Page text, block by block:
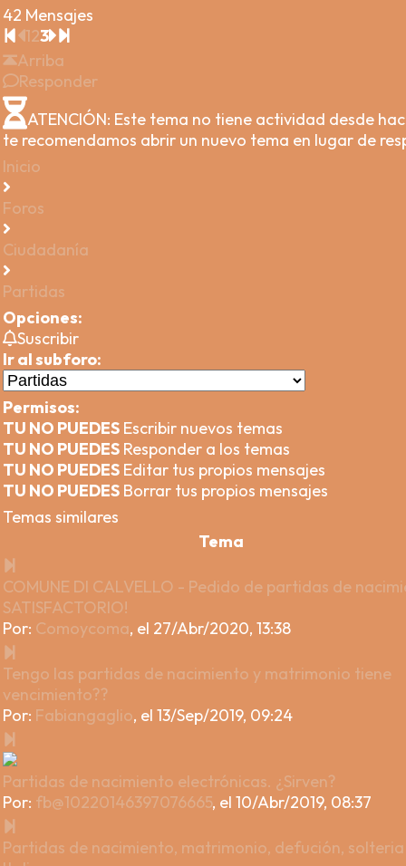
42 Mensajes
123
Arriba
Responder
ATENCIÓN: Este tema no tiene actividad desde
te recomendamos abrir un nuevo tema en lugar de
Inicio
Foros
Ciudadanía
Partidas
Opciones:
Suscribir
Ir al subforo:
Permisos:
TU NO PUEDES Escribir nuevos temas
TU NO PUEDES Responder a los temas
TU NO PUEDES Editar tus propios mensajes
TU NO PUEDES Borrar tus propios mensajes
Temas similares
Tema
COMUNE DI CALVELLO - Pedido de partidas de
SATISFACTORIO!
Por: Comoycoma, el 27/Abr/2020, 13:38
Tengo las partidas de nacimiento y matrimonio tiene
vencimiento??
Por: Fabiangaglio, el 13/Sep/2019, 09:24
Partidas de nacimiento electrónicas. ¿Sirven?
Por: fb@10220146397076665, el 10/Abr/2019, 08:37
Partidas de nacimiento, matrimonio, defución, solteria